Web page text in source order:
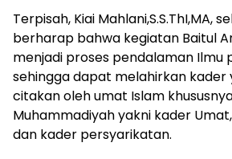
Terpisah, Kiai Mahlani,S.S.ThI,MA,
berharap bahwa kegiatan Baitul
menjadi proses pendalaman Ilmu
sehingga dapat melahirkan kader
citakan oleh umat Islam
Muhammadiyah yakni kader
dan kader persyarikatan.